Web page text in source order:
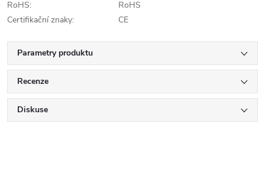
RoHS:
RoHS
Certifikační znaky:
CE
Parametry produktu
Recenze
Diskuse